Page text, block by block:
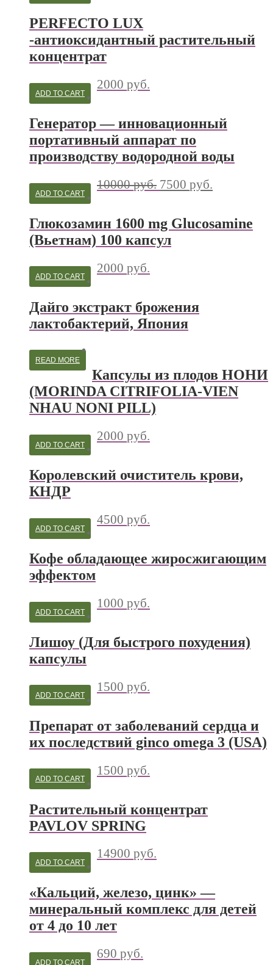
PERFECTO LUX
-антиоксидантный растительный
концентрат
2000 руб.
ADD TO CART
Генератор — инновационный
портативный аппарат по
производству водородной воды
10000руб. 7500 руб.
ADD TO CART
Глюкозамин 1600 mg Glucosamine
(Вьетнам) 100 капсул
2000 руб.
ADD TO CART
Дайго экстракт брожения
лактобактерий, Япония
READ MORE
Капсулы из плодов НОНИ
(MORINDA CITRIFOLIA-VIEN
NHAU NONI PILL)
2000 руб.
ADD TO CART
Королевский очиститель крови,
КНДР
4500 руб.
ADD TO CART
Кофе обладающее жиросжигающим
эффектом
1000 руб.
ADD TO CART
Лишоу (Для быстрого похудения)
капсулы
1500 руб.
ADD TO CART
Препарат от заболеваний сердца и
их последствий ginco omega 3 (USA)
1500 руб.
ADD TO CART
Растительный концентрат
PAVLOV SPRING
14900 руб.
ADD TO CART
«Кальций, железо, цинк» —
минеральный комплекс для детей
от 4 до 10 лет
690 руб.
ADD TO CART